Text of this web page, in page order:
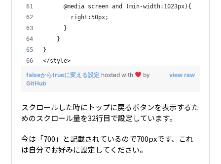
      @media screen and (min-width:1023px){
        right:50px;
      }
    }
}
</style>
view raw
falseからtrueに変える設定 hosted with
by
GitHub
スクロールした時にトップに戻るボタンを表示するた
めのスクロール量を32行目で設定しています。
今は「700」と記載されているので700pxです、これ
は自分でお好みに設定してください。